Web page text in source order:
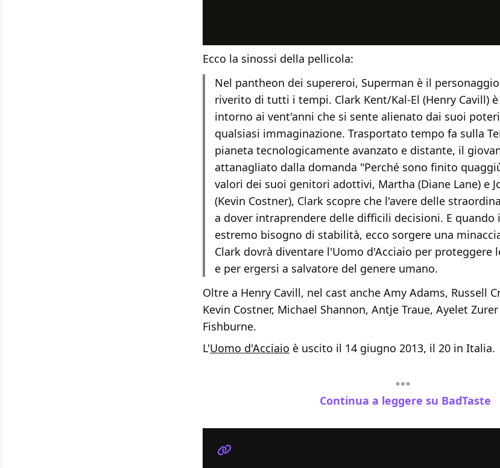
Ecco la sinossi della pellicola:
Nel pantheon dei supereroi, Superman è il
riverito di tutti i tempi. Clark Kent/Kal-El (Henry Cavill)
intorno ai vent'anni che si sente alienato dai suoi
qualsiasi immaginazione. Trasportato tempo fa sulla
pianeta tecnologicamente avanzato e distante, il
attanagliato dalla domanda "Perché sono finito
valori dei suoi genitori adottivi, Martha (Diane Lane) e
(Kevin Costner), Clark scopre che l'avere delle
a dover intraprendere delle difficili decisioni. E quando
estremo bisogno di stabilità, ecco sorgere una
Clark dovrà diventare l'Uomo d'Acciaio per proteggere
e per ergersi a salvatore del genere umano.
Oltre a Henry Cavill, nel cast anche Amy Adams, Russell
Kevin Costner, Michael Shannon, Antje Traue, Ayelet
Fishburne.
L'Uomo d'Acciaio è uscito il 14 giugno 2013, il 20 in Italia.
Continua a leggere su BadTaste